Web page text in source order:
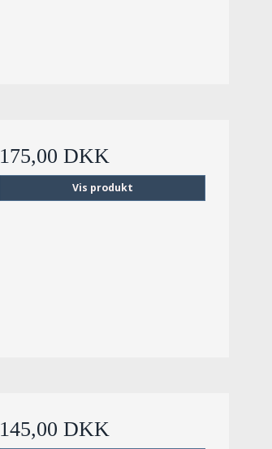
175,00 DKK
Vis produkt
145,00 DKK